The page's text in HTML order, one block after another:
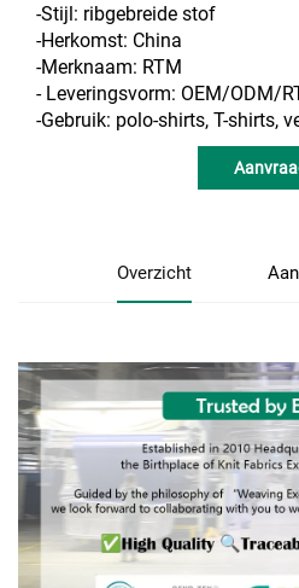
-Stijl: ribgebreide stof
-Herkomst: China
-Merknaam: RTM
- Leveringsvorm: OEM/ODM/
-Gebruik: polo-shirts, T-shirts,
Overzicht